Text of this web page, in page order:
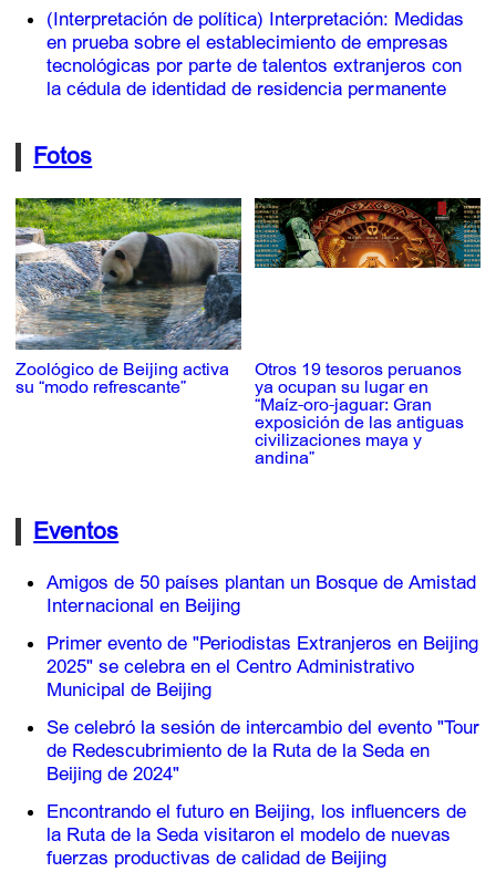
(Interpretación de política) Interpretación: Medidas
en prueba sobre el establecimiento de empresas
tecnológicas por parte de talentos extranjeros con
la cédula de identidad de residencia permanente
Fotos
Zoológico de Beijing activa
su “modo refrescante”
Otros 19 tesoros peruanos
ya ocupan su lugar en
“Maíz-oro-jaguar: Gran
exposición de las antiguas
civilizaciones maya y
andina”
Eventos
Amigos de 50 países plantan un Bosque de Amistad
Internacional en Beijing
Primer evento de "Periodistas Extranjeros en Beijing
2025" se celebra en el Centro Administrativo
Municipal de Beijing
Se celebró la sesión de intercambio del evento "Tour
de Redescubrimiento de la Ruta de la Seda en
Beijing de 2024"
Encontrando el futuro en Beijing, los influencers de
la Ruta de la Seda visitaron el modelo de nuevas
fuerzas productivas de calidad de Beijing